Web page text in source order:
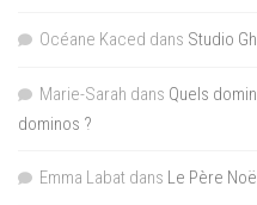
Océane Kaced dans Studio
Marie-Sarah dans Quels
dominos ?
Emma Labat dans Le Père